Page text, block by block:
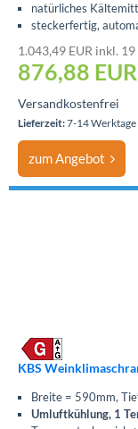
natürliches
steckerfertig,
1.043,49 EUR inkl. 19
876,88 EUR
Versandkostenfrei
Lieferzeit:7-14
zum Angebot
KBS
Breite = 590mm,
Umluftkühlung, 1